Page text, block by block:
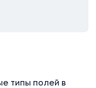
типы полей в